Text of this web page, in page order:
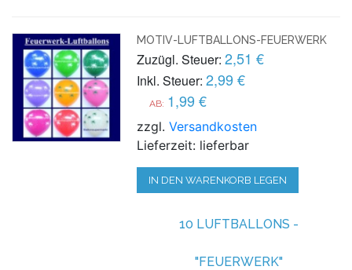
MOTIV-LUFTBALLONS-FEUERWERK
Zuzügl. Steuer: 2,51 €
Inkl. Steuer: 2,99 €
AB: 1,99 €
zzgl.Versandkosten
Lieferzeit: lieferbar
IN DEN WARENKORB LEGEN
10 LUFTBALLONS -
"FEUERWERK"